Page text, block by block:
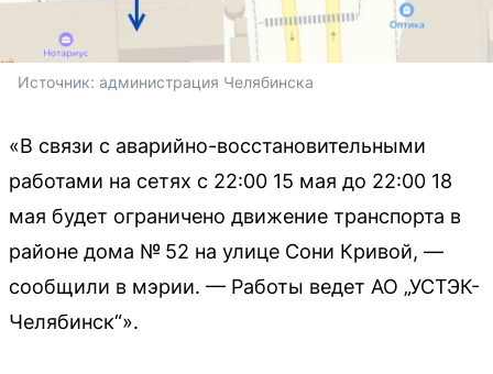
Источник: администрация Челябинска
«В связи с аварийно-восстановительными
работами на сетях с 22:00 15 мая до 22:00 18
мая будет ограничено движение транспорта в
районе дома № 52 на улице Сони Кривой, —
сообщили в мэрии. — Работы ведет АО „УСТЭК-
Челябинск“».